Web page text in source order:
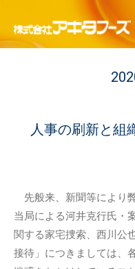
人事の刷新と組
先般来、新聞等により
当局による河井克行氏・
関する家宅捜索、西川公
接待」につきましては、